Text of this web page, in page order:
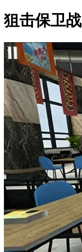
狙击保卫战